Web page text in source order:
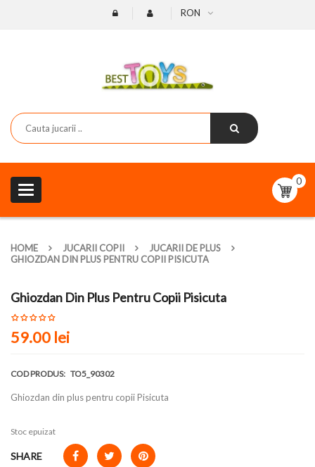
RON
Toggle
navigation
0
HOME JUCARII COPII
JUCARII DE PLUS
GHIOZDAN DIN PLUS PENTRU COPII PISICUTA
Ghiozdan Din Plus Pentru Copii Pisicuta
59.00 lei
COD PRODUS: TO5_90302
Ghiozdan din plus pentru copii Pisicuta
Stoc epuizat
SHARE